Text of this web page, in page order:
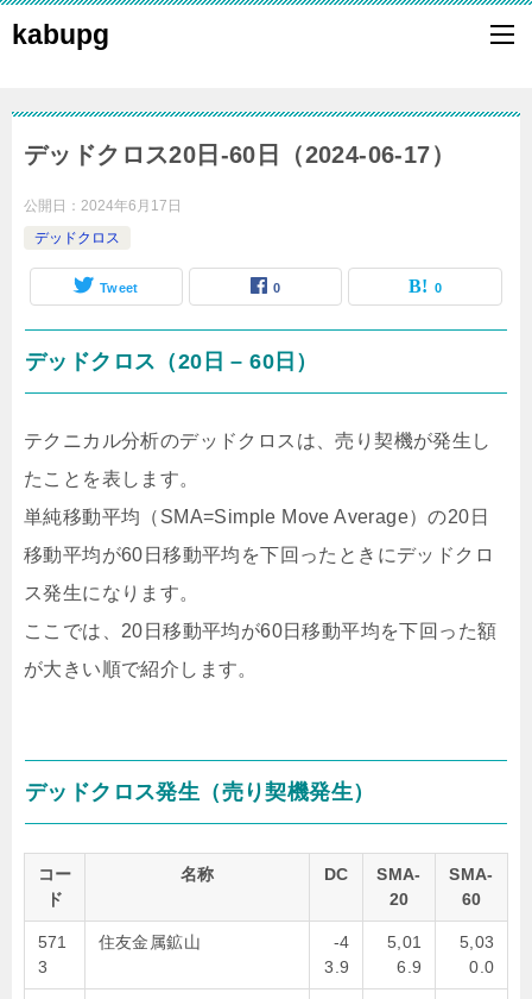
kabupg
デッドクロス20日-60日（2024-06-17）
公開日： 2024年6月17日
デッドクロス
Tweet 0 0
デッドクロス（20日 – 60日）
テクニカル分析のデッドクロスは、売り契機が発生し
たことを表します。
単純移動平均（SMA=Simple Move Average）の20日
移動平均が60日移動平均を下回ったときにデッドクロ
ス発生になります。
ここでは、20日移動平均が60日移動平均を下回った額
が大きい順で紹介します。
デッドクロス発生（売り契機発生）
コー
ド
名称 DC
SMA-
20
SMA-
60
571
3
住友金属鉱山
-4
3.9
5,01
6.9
5,03
0.0